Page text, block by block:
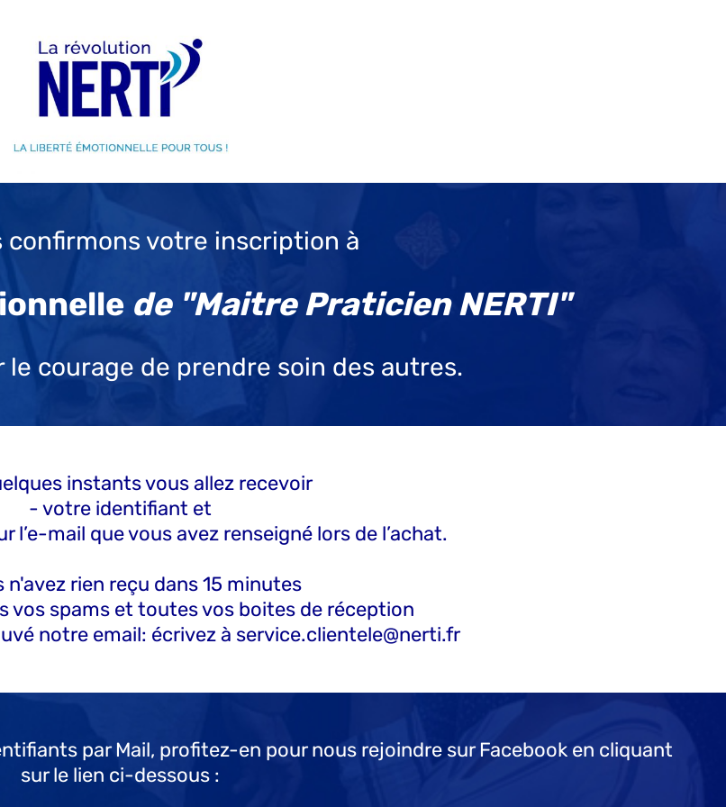
confirmons votre inscription à
de "Maitre Praticien NERTI"
le courage de prendre soin des autres.
instants vous allez recevoir
- votre identifiant et
l’e-mail que vous avez renseigné lors de l’achat.
n'avez rien reçu dans 15 minutes
vos spams et toutes vos boites de réception
notre email: écrivez à service.clientele@nerti.fr
par Mail, profitez-en pour nous rejoindre sur Facebook en cliquant
sur le lien ci-dessous :